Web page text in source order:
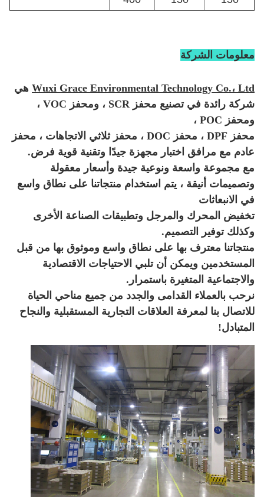
معلومات الشركة
Wuxi Grace Environmental Technology Co.، Ltdهي
شركة رائدة في تصنيع محفز SCR ، ومحفز VOC ،
ومحفز POC ،
محفز DPF ، محفز DOC ، محفز ثلاثي الاتجاهات ، محفز
عادم مع مرافق اختبار مجهزة جيدًا وتقنية قويةفرض.
مع مجموعة واسعة ونوعية جيدة وأسعار معقولة
وتصميمات أنيقة ، يتم استخدام منتجاتنا على نطاق واسع
في الانبعاثات
تخفيض المحرك والمرجل وتطبيقات الصناعة الأخرى
وكذلك توفير التصميم.
منتجاتنا معترف بها على نطاق واسع وموثوق بها من قبل
المستخدمين ويمكن أن تلبي الاحتياجات الاقتصادية
والاجتماعية المتغيرة باستمرار.
نرحب بالعملاء القدامى والجدد من جميع مناحي الحياة
للاتصال بنا لمعرفة العلاقات التجارية المستقبلية والنجاح
المتبادل!